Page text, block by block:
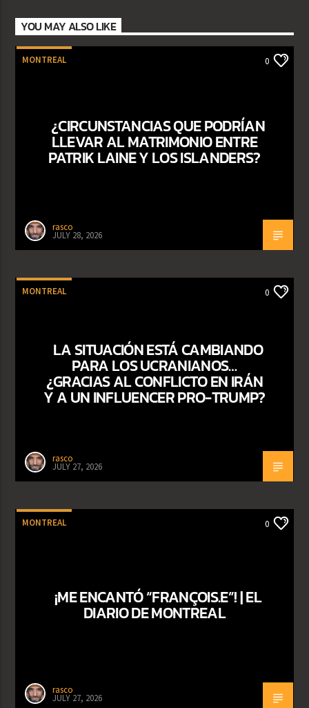
YOU MAY ALSO LIKE
MONTREAL 0
¿CIRCUNSTANCIAS QUE PODRÍAN
LLEVAR AL MATRIMONIO ENTRE
PATRIK LAINE Y LOS ISLANDERS?
rasco
JULY 28, 2026
MONTREAL 0
LA SITUACIÓN ESTÁ CAMBIANDO
PARA LOS UCRANIANOS…
¿GRACIAS AL CONFLICTO EN IRÁN
Y A UN INFLUENCER PRO-TRUMP?
rasco
JULY 27, 2026
MONTREAL 0
¡ME ENCANTÓ “FRANÇOIS.E”! | EL
DIARIO DE MONTREAL
rasco
JULY 27, 2026